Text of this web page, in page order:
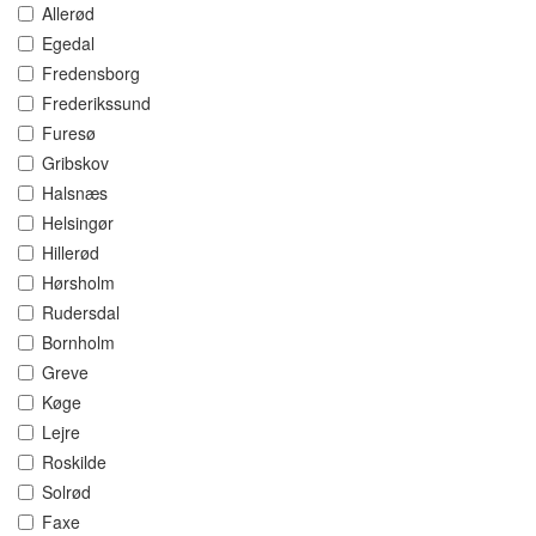
Allerød
Egedal
Fredensborg
Frederikssund
Furesø
Gribskov
Halsnæs
Helsingør
Hillerød
Hørsholm
Rudersdal
Bornholm
Greve
Køge
Lejre
Roskilde
Solrød
Faxe